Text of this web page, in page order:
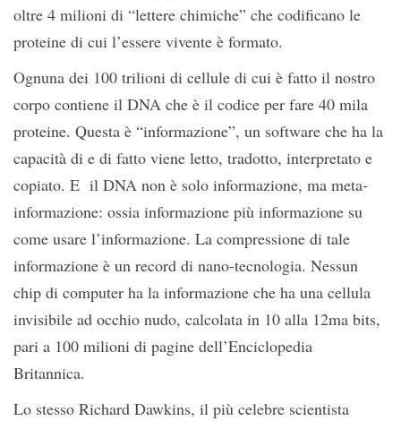
oltre 4 milioni di “lettere chimiche” che codificano le
proteine di cui l’essere vivente è formato.
Ognuna dei 100 trilioni di cellule di cui è fatto il nostro
corpo contiene il DNA che è il codice per fare 40 mila
proteine. Questa è “informazione”, un software che ha la
capacità di e di fatto viene letto, tradotto, interpretato e
copiato. E il DNA non è solo informazione, ma meta-
informazione: ossia informazione più informazione su
come usare l’informazione. La compressione di tale
informazione è un record di nano-tecnologia. Nessun
chip di computer ha la informazione che ha una cellula
invisibile ad occhio nudo, calcolata in 10 alla 12ma bits,
pari a 100 milioni di pagine dell’Enciclopedia
Britannica.
Lo stesso Richard Dawkins, il più celebre scientista